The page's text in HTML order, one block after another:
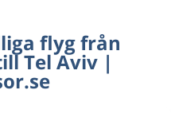
flyg från
Tel Aviv |